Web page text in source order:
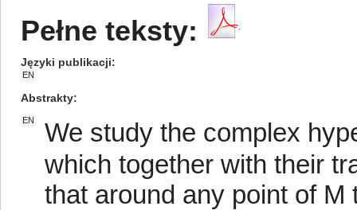
Pełne teksty:
Języki publikacji
EN
Abstrakty
EN
We study the complex
which together with their
that around any point of